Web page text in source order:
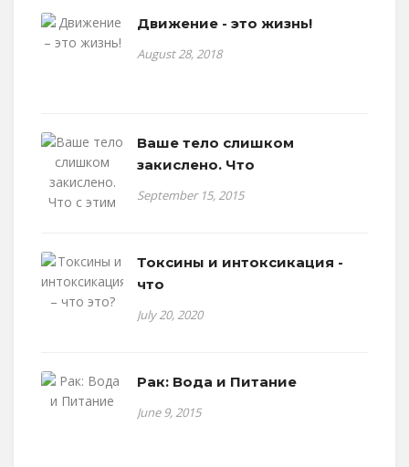
Движение - это жизнь!
August 28, 2018
Ваше тело слишком
закислено. Что
September 15, 2015
Токсины и интоксикация -
что
July 20, 2020
Рак: Вода и Питание
June 9, 2015